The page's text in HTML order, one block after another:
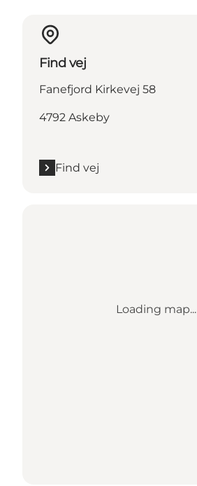
Find vej
Fanefjord Kirkevej 58
4792 Askeby
Find vej
Loading map...